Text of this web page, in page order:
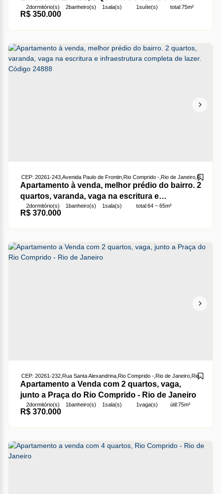
SUÍTE,BANHEIRO SOCIAL, DEPENDÊNCIA, 1
R$350.000
2dormitório(s) 2banheiro(s) 1sala(s) 1suíte(s) total:75m²
1vaga(s) útil:
Apartamento à venda, melhor prédio do bairro. 2
quartos, varanda, vaga na escritura e
infraestrutura completa de lazer. Código 24888
R$370.000
CEP: 20261-243, Avenida Paulo de Frontin, Rio Comprido , Rio de Janeiro, Rio de
2dormitório(s) 1banheiro(s) 1sala(s) total:64 ~ 65m²
1vaga(s) útil:
Apartamento a Venda com 2 quartos, vaga,
junto a Praça do Rio Comprido - Rio de Janeiro
R$370.000
CEP: 20261-232, Rua Santa Alexandrina, Rio Comprido , Rio de Janeiro, Rio de
2dormitório(s) 1banheiro(s) 1sala(s) 1vaga(s) útil:75m²
terreno:75m²